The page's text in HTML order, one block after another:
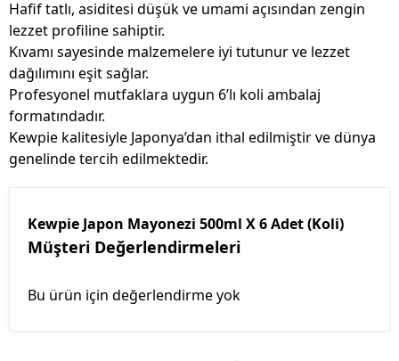
Hafif tatlı, asiditesi düşük ve umami açısından zengin
lezzet profiline sahiptir.
Kıvamı sayesinde malzemelere iyi tutunur ve lezzet
dağılımını eşit sağlar.
Profesyonel mutfaklara uygun 6’lı koli ambalaj
formatındadır.
Kewpie kalitesiyle Japonya’dan ithal edilmiştir ve dünya
genelinde tercih edilmektedir.
Kewpie Japon Mayonezi 500ml X 6 Adet (Koli)
Müşteri Değerlendirmeleri
Bu ürün için değerlendirme yok